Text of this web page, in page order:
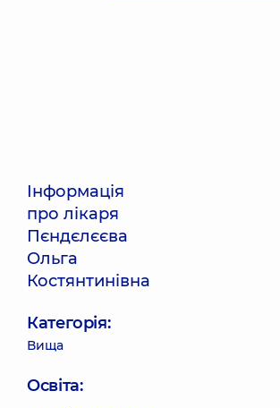
Інформація
про лікаря
Пєндєлєєва
Ольга
Костянтинівна
Категорія:
Вища
Освіта: